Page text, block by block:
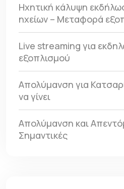
Ηχητική κάλυψη
ηχείων – Μεταφορά
Live streaming για
εξοπλισμού
Απολύμανση για
να γίνει
Απολύμανση και
Σημαντικές